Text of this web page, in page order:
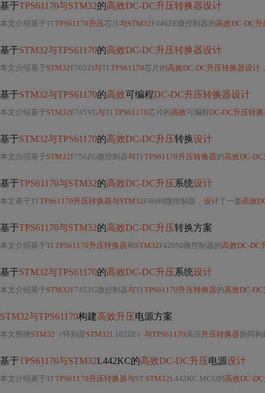
基于TPS61170与STM32的高效DC-DC升压转换器设计
本文介绍基于TI TPS61170升压芯片与STM32F446ZE微控制器的高效DC-DC
基于STM32与TPS61170的高效DC-DC升压转换器设计
本文介绍基于STM32F765ZI与TI TPS61170芯片的高效DC-DC升压转换器设计
基于STM32与TPS61170的高效可编程DC-DC升压转换器设计
本文介绍基于STM32F745VG与TI TPS61170芯片的高效可编程DC-DC升压转
基于STM32与TPS61170的高效DC-DC升压转换设计
本文介绍基于STM32F756ZG微控制器与TI TPS61170升压转换器的高效DC-
基于TPS61170与STM32的高效DC-DC升压系统设计
本文基于TI TPS61170升压转换器与STM32F469II微控制器， 设计了一套高效
基于TPS61170与STM32的高效DC-DC升压转换方案
本文介绍基于TI TPS61170升压转换器和STM32F429NI微控制器的高效DC-DC
基于STM32与TPS61170的高效DC-DC升压系统设计
本文介绍基于STM32F745ZG微控制器与TI TPS61170升压转换器的高效DC-
STM32与TPS61170构建高效升压电源方案
本文围绕STM32 （特别是 STM32L162ZE） 与TPS61170高压升压转换器协同构
基于TPS61170与STM32L442KC的高效DC-DC升压电源设计
本文介绍基于TI TPS61170升压转换器与ST STM32L442KC MCU的高效DC-